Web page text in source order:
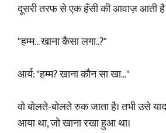
दूसरी तरफ से एक हँसी की आवाज़ आती
"हम्म... खाना कैसा लगा..?"
आर्य: "हम्म? खाना कौन सा खा..."
वो बोलते-बोलते रुक जाता है। तभी उसे
आया था, जो खाना रखा हुआ था।